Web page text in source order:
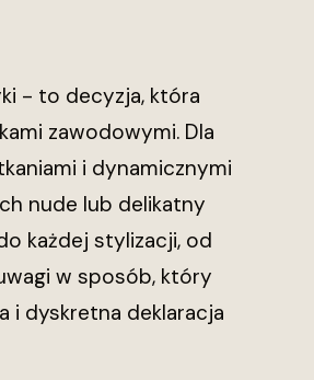
- to decyzja, która
zawodowymi. Dla
i dynamicznymi
nude lub delikatny
każdej stylizacji, od
w sposób, który
i dyskretna deklaracja